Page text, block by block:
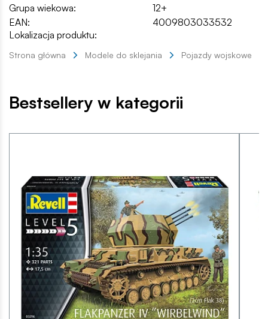
Grupa wiekowa:
12+
EAN:
4009803033532
Lokalizacja produktu:
Strona główna Modele do sklejania Pojazdy wojskowe
Bestsellery w kategorii